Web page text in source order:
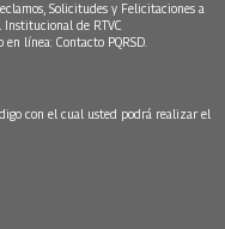
Solicitudes y Felicitaciones a
de RTVC
en línea: Contacto PQRSD.
con el cual usted podrá realizar el